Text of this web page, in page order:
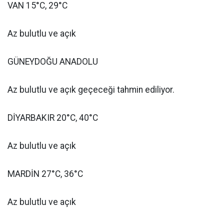
VAN 15°C, 29°C
Az bulutlu ve açık
GÜNEYDOĞU ANADOLU
Az bulutlu ve açık geçeceği tahmin ediliyor.
DİYARBAKIR 20°C, 40°C
Az bulutlu ve açık
MARDİN 27°C, 36°C
Az bulutlu ve açık